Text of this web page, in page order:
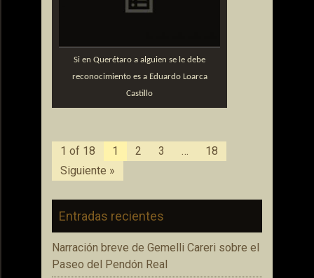
Si en Querétaro a alguien se le debe
reconocimiento es a Eduardo Loarca
Castillo
1 of 18 1 2 3 …
18
Siguiente »
Entradas recientes
Narración breve de Gemelli Careri sobre el
Paseo del Pendón Real